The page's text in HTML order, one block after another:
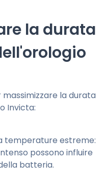
la durata
la durata
Invicta:
temperature estreme:
possono influire
batteria.